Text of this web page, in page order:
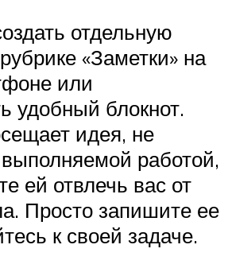
отдельную
«Заметки» на
или
удобный блокнот.
идея, не
работой,
ей отвлечь вас от
Просто запишите ее
к своей задаче.